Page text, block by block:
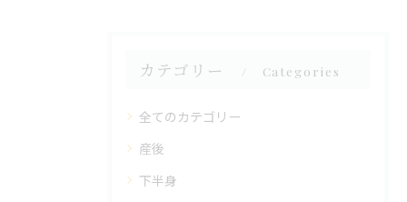
カテゴリー Categories
全てのカテゴリー
産後
下半身